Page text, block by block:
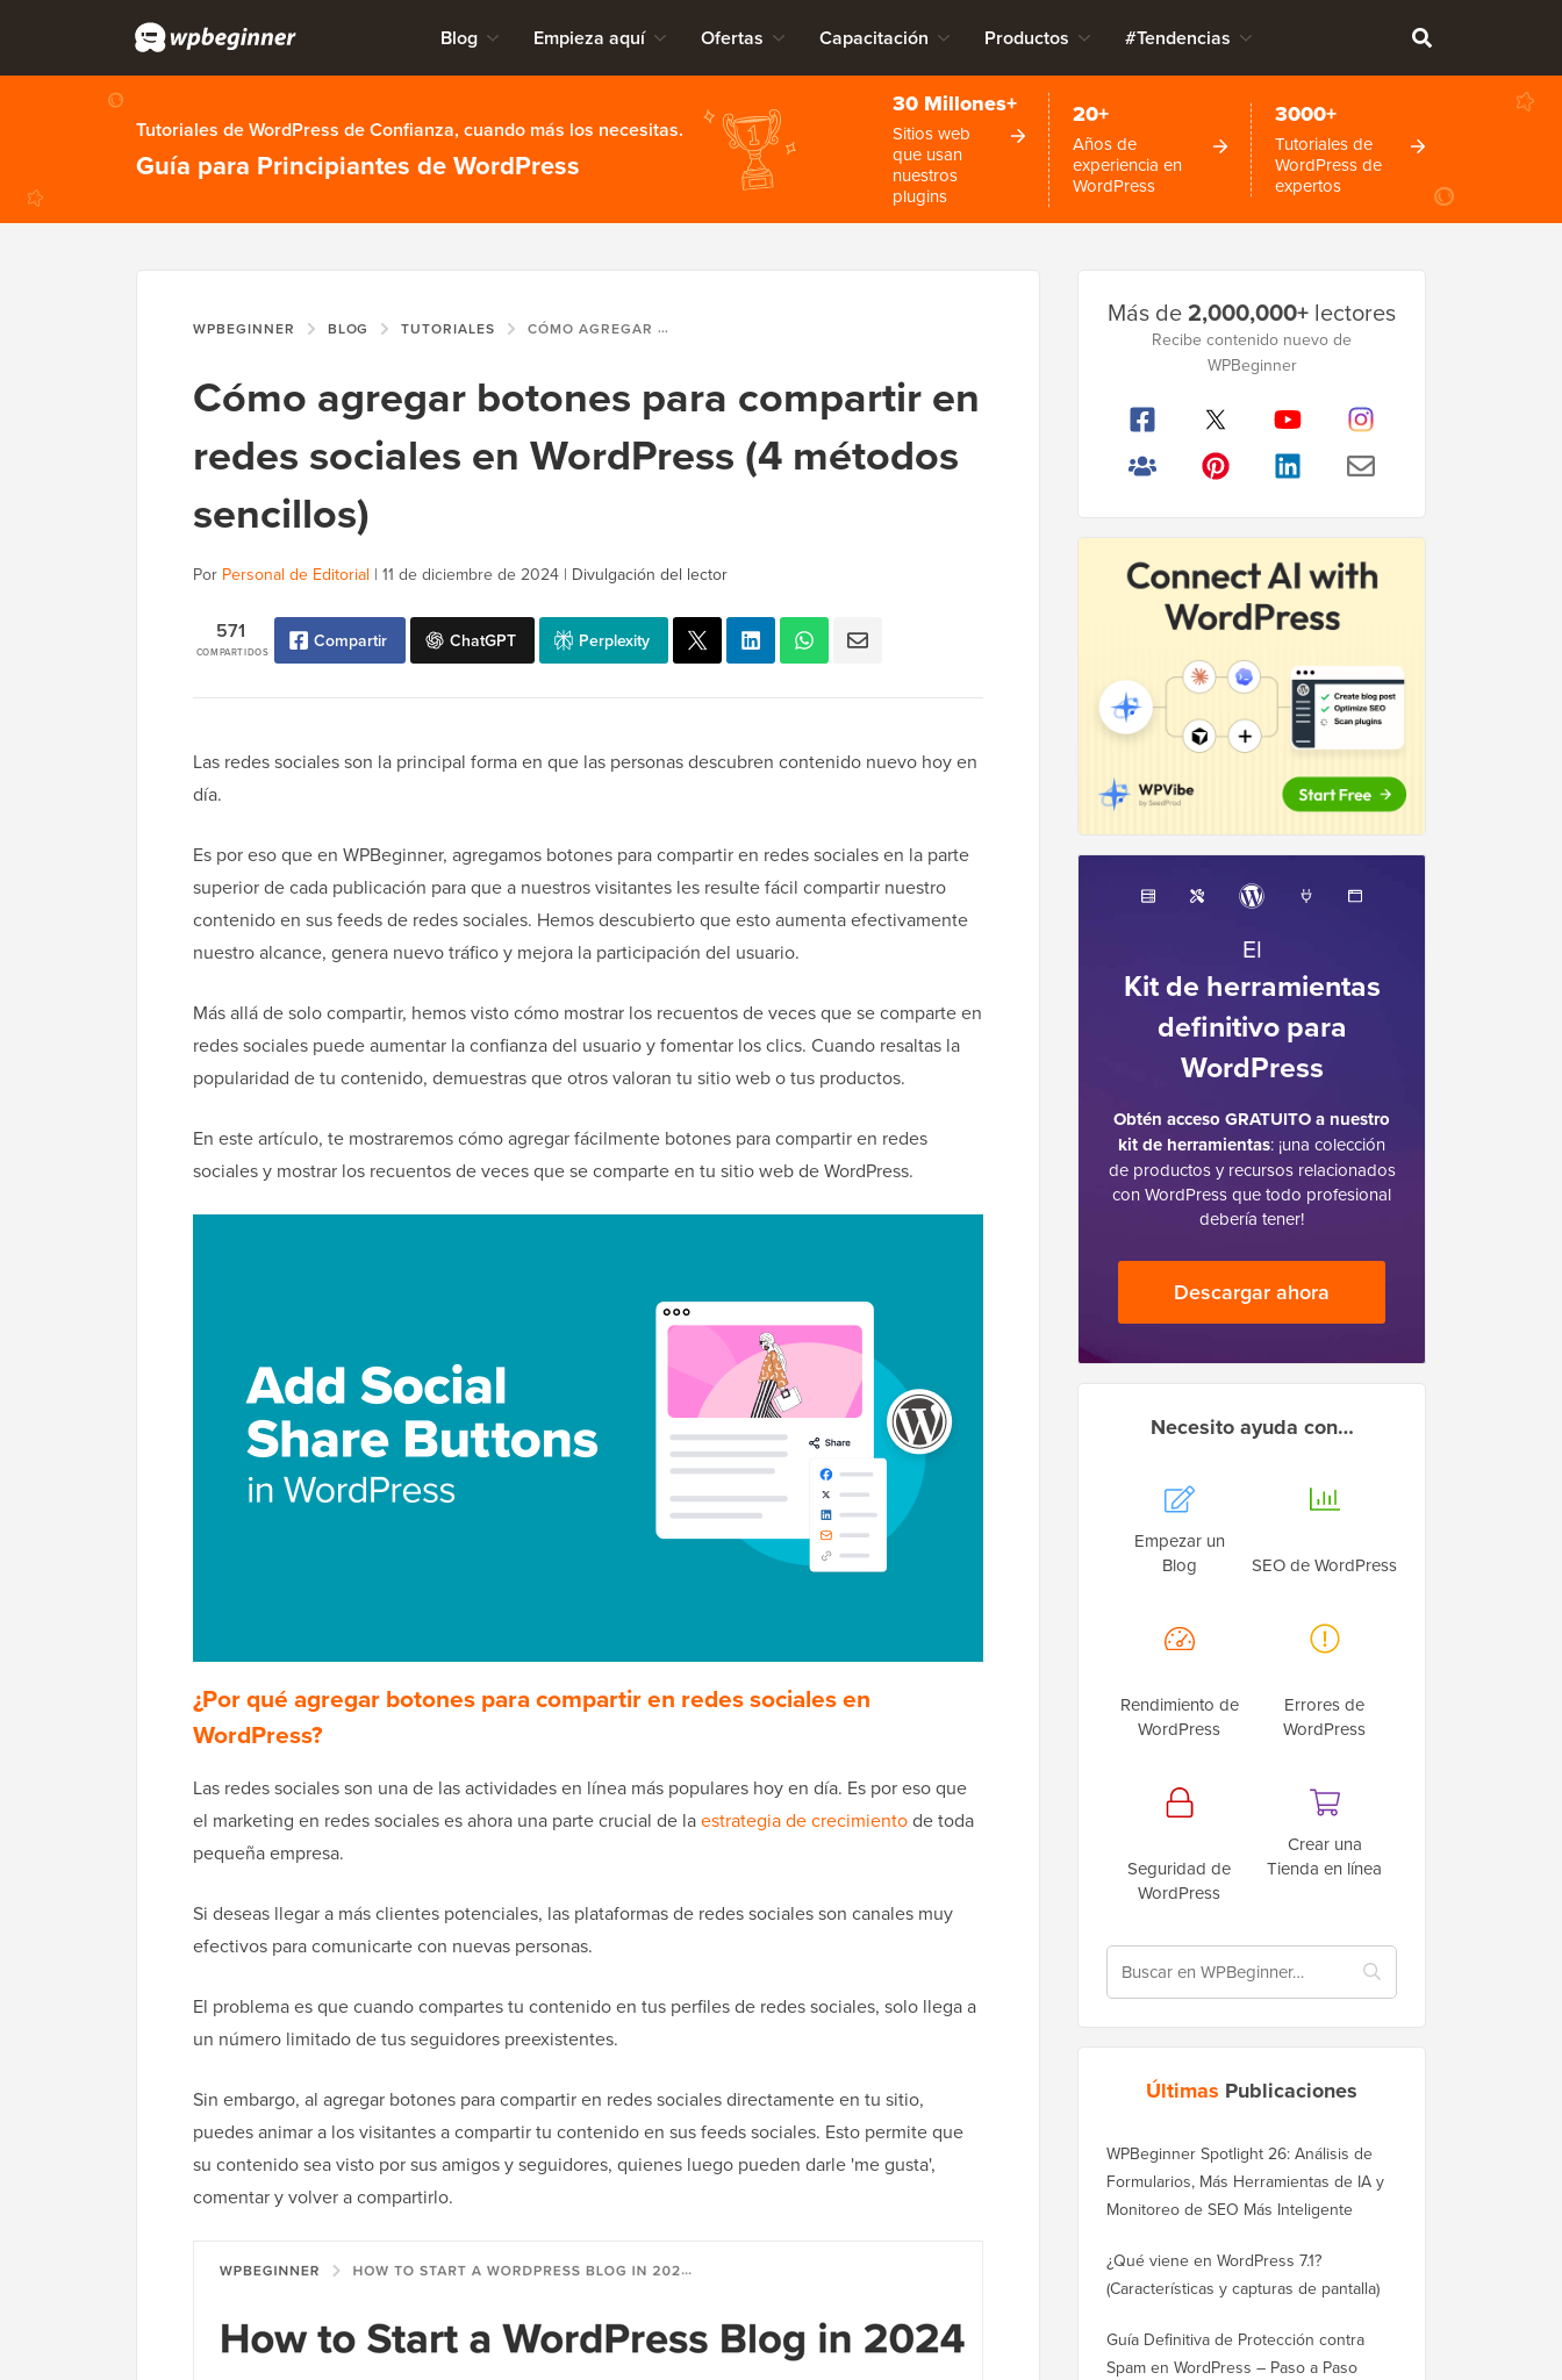
Blog Empieza aquí Ofertas Capacitación Productos #Tendencias
Tutoriales de WordPress de Confianza, cuando más los necesitas.
Guía para Principiantes de WordPress
30 Millones+
Sitios web
que usan
nuestros
plugins
20+
Años de
experiencia en
WordPress
3000+
Tutoriales de
WordPress de
expertos
WPBEGINNER BLOG TUTORIALES CÓMO AGREGAR BOTONES PARA COMPARTIR EN REDES SOCIALES EN WORDPRESS (4 MÉTODOS SENCILLOS)
Cómo agregar botones para compartir en
redes sociales en WordPress (4 métodos
sencillos)
Por Personal de Editorial | 11 de diciembre de 2024 | Divulgación del lector
COMPARTIDOS
571 Compartir ChatGPT Perplexity
Las redes sociales son la principal forma en que las personas descubren contenido nuevo hoy en
día.
Es por eso que en WPBeginner, agregamos botones para compartir en redes sociales en la parte
superior de cada publicación para que a nuestros visitantes les resulte fácil compartir nuestro
contenido en sus feeds de redes sociales. Hemos descubierto que esto aumenta efectivamente
nuestro alcance, genera nuevo tráfico y mejora la participación del usuario.
Más allá de solo compartir, hemos visto cómo mostrar los recuentos de veces que se comparte en
redes sociales puede aumentar la confianza del usuario y fomentar los clics. Cuando resaltas la
popularidad de tu contenido, demuestras que otros valoran tu sitio web o tus productos.
En este artículo, te mostraremos cómo agregar fácilmente botones para compartir en redes
sociales y mostrar los recuentos de veces que se comparte en tu sitio web de WordPress.
¿Por qué agregar botones para compartir en redes sociales en
WordPress?
Las redes sociales son una de las actividades en línea más populares hoy en día. Es por eso que
el marketing en redes sociales es ahora una parte crucial de laestrategia de crecimientode toda
pequeña empresa.
Si deseas llegar a más clientes potenciales, las plataformas de redes sociales son canales muy
efectivos para comunicarte con nuevas personas.
El problema es que cuando compartes tu contenido en tus perfiles de redes sociales, solo llega a
un número limitado de tus seguidores preexistentes.
Sin embargo, al agregar botones para compartir en redes sociales directamente en tu sitio,
puedes animar a los visitantes a compartir tu contenido en sus feeds sociales. Esto permite que
su contenido sea visto por sus amigos y seguidores, quienes luego pueden darle 'me gusta',
comentar y volver a compartirlo.
lateral
Más de2,000,000+ lectores
Recibe contenido nuevo de
WPBeginner
El
Kit de herramientas
definitivo para
WordPress
Obtén acceso GRATUITO a nuestro
kit de herramientas: ¡una colección
de productos y recursos relacionados
con WordPress que todo profesional
debería tener!
Descargar ahora
Necesito ayuda con…
Empezar un
Blog
SEO de WordPress
Rendimiento de
WordPress
Errores de
WordPress
Seguridad de
WordPress
Crear una
Tienda en línea
Últimas Publicaciones
WPBeginner Spotlight 26: Análisis de
Formularios, Más Herramientas de IA y
Monitoreo de SEO Más Inteligente
¿Qué viene en WordPress 7.1?
(Características y capturas de pantalla)
Guía Definitiva de Protección contra
Spam en WordPress – Paso a Paso